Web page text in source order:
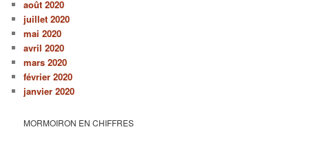
août 2020
juillet 2020
mai 2020
avril 2020
mars 2020
février 2020
janvier 2020
MORMOIRON EN CHIFFRES